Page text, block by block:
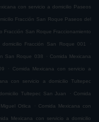
con servicio a domicilio Paseos
Fracción San Roque Paseos del
Fracción San Roque Fraccionamiento
Fracción San Roque 001 .
San Roque 038 . Comida Mexicana
. Comida Mexicana con servicio a
con servicio a domicilio Tultepec
Tultepec San Juan . Comida
Otlica . Comida Mexicana con
Mexicana con servicio a domicilio